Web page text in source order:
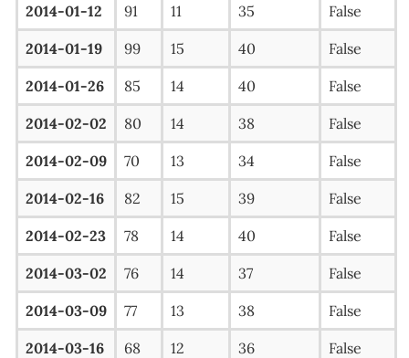
2014-01-12 91 11 35 False
2014-01-19 99 15 40 False
2014-01-26 85 14 40 False
2014-02-02 80 14 38 False
2014-02-09 70 13 34 False
2014-02-16 82 15 39 False
2014-02-23 78 14 40 False
2014-03-02 76 14 37 False
2014-03-09 77 13 38 False
2014-03-16 68 12 36 False